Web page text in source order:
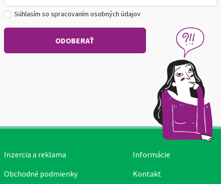
Súhlasím so spracovaním osobných údajov
Inzercia a reklama
Obchodné podmienky
Informácie
Kontakt